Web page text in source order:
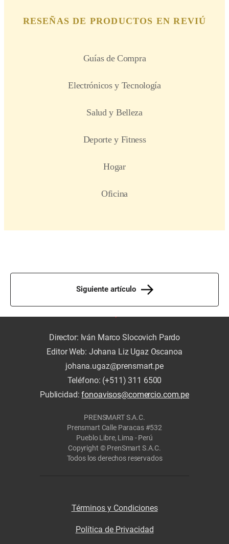
Siguiente artículo
Director: Iván Marco Slocovich Pardo
Editor Web: Johana Liz Ugaz Oscanoa
johana.ugaz@prensmart.pe
Teléfono: (+511) 311 6500
Publicidad:fonoavisos@comercio.com.pe
PRENSMART S.A.C.
Prensmart Calle Paracas #532
Pueblo Libre, Lima - Perú
Copyright © PrenSmart S.A.C.
Todos los derechos reservados
Términos y Condiciones
Política de Privacidad